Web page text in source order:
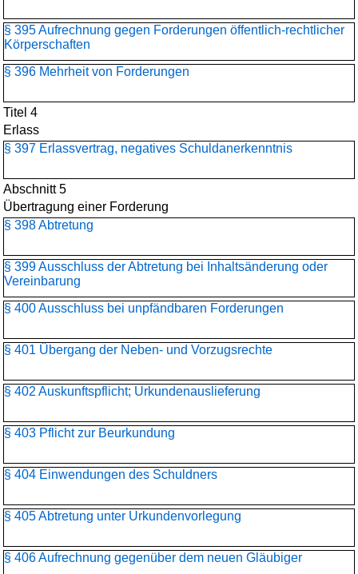
§ 395 Aufrechnung gegen Forderungen öffentlich-rechtlicher
Körperschaften
§ 396 Mehrheit von Forderungen
Titel 4
Erlass
§ 397 Erlassvertrag, negatives Schuldanerkenntnis
Abschnitt 5
Übertragung einer Forderung
§ 398 Abtretung
§ 399 Ausschluss der Abtretung bei Inhaltsänderung oder
Vereinbarung
§ 400 Ausschluss bei unpfändbaren Forderungen
§ 401 Übergang der Neben- und Vorzugsrechte
§ 402 Auskunftspflicht; Urkundenauslieferung
§ 403 Pflicht zur Beurkundung
§ 404 Einwendungen des Schuldners
§ 405 Abtretung unter Urkundenvorlegung
§ 406 Aufrechnung gegenüber dem neuen Gläubiger